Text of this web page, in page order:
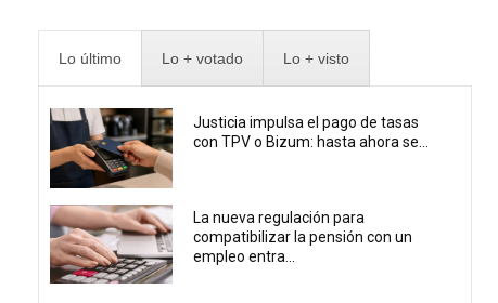
Lo último Lo + votado Lo + visto
Justicia impulsa el pago de tasas
con TPV o Bizum: hasta ahora se...
La nueva regulación para
compatibilizar la pensión con un
empleo entra...